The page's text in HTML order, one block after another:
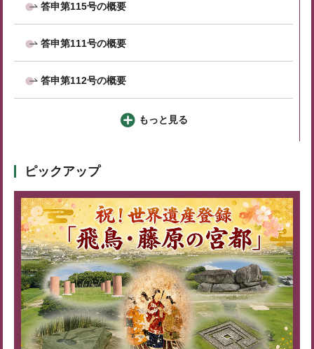
答申第115号の概要
答申第111号の概要
答申第112号の概要
もっと見る
ピックアップ